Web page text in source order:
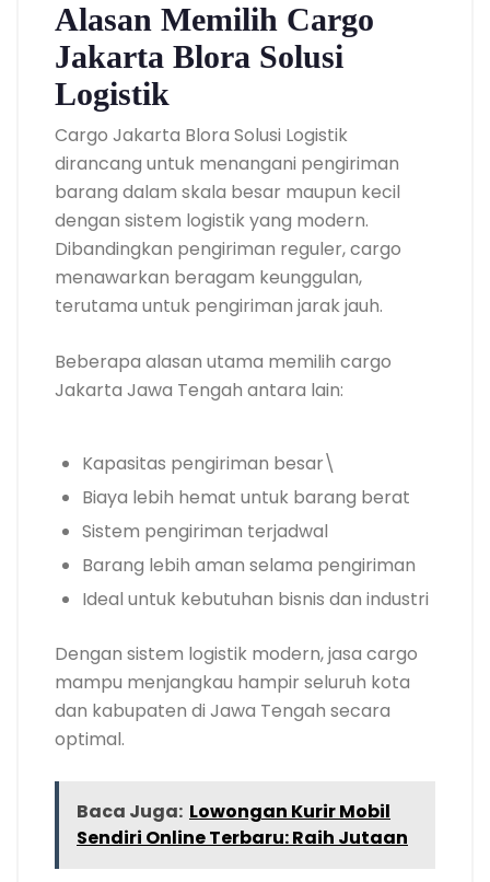
Alasan Memilih Cargo
Jakarta Blora Solusi
Logistik
Cargo Jakarta Blora Solusi Logistik
dirancang untuk menangani pengiriman
barang dalam skala besar maupun kecil
dengan sistem logistik yang modern.
Dibandingkan pengiriman reguler, cargo
menawarkan beragam keunggulan,
terutama untuk pengiriman jarak jauh.
Beberapa alasan utama memilih cargo
Jakarta Jawa Tengah antara lain:
Kapasitas pengiriman besar\
Biaya lebih hemat untuk barang berat
Sistem pengiriman terjadwal
Barang lebih aman selama pengiriman
Ideal untuk kebutuhan bisnis dan industri
Dengan sistem logistik modern, jasa cargo
mampu menjangkau hampir seluruh kota
dan kabupaten di Jawa Tengah secara
optimal.
Baca Juga: Lowongan Kurir Mobil
Sendiri Online Terbaru: Raih Jutaan